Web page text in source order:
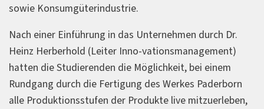
sowie Konsumgüterindustrie.
Nach einer Einführung in das Unternehmen durch Dr.
Heinz Herberhold (Leiter Inno-vationsmanagement)
hatten die Studierenden die Möglichkeit, bei einem
Rundgang durch die Fertigung des Werkes Paderborn
alle Produktionsstufen der Produkte live mitzuerleben,